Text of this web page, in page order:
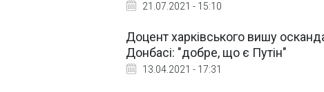
21.07.2021 - 15:10
Доцент харківського вишу
Донбасі: "добре, що є Путін"
13.04.2021 - 17:31